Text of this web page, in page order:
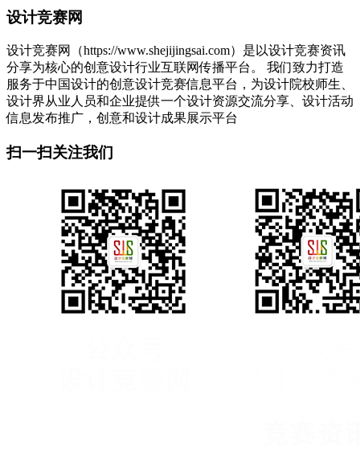
设计竞赛网
设计竞赛网（https://www.shejijingsai.com）是以设计竞赛资讯
分享为核心的创意设计行业互联网传播平台。 我们致力打造
服务于中国设计的创意设计竞赛信息平台，为设计院校师生、
设计界从业人员和企业提供一个设计资源交流分享、设计活动
信息发布推广，创意和设计成果展示平台
扫一扫关注我们